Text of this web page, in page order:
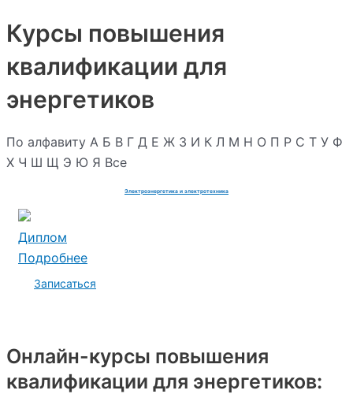
Курсы повышения
квалификации для
энергетиков
По алфавиту А Б В Г Д Е Ж З И К Л М Н О П Р С Т У Ф
Х Ч Ш Щ Э Ю Я Все
Электроэнергетика и электротехника
Диплом
Подробнее
Записаться
Онлайн-курсы повышения
квалификации для энергетиков: